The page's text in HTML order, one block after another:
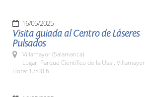
16/05/2025
Visita guiada al Centro de Láseres
Pulsados
Villamayor (Salamanca)
Lugar: Parque Científico de la Usal. Villamayor
Hora: 17:00 h.